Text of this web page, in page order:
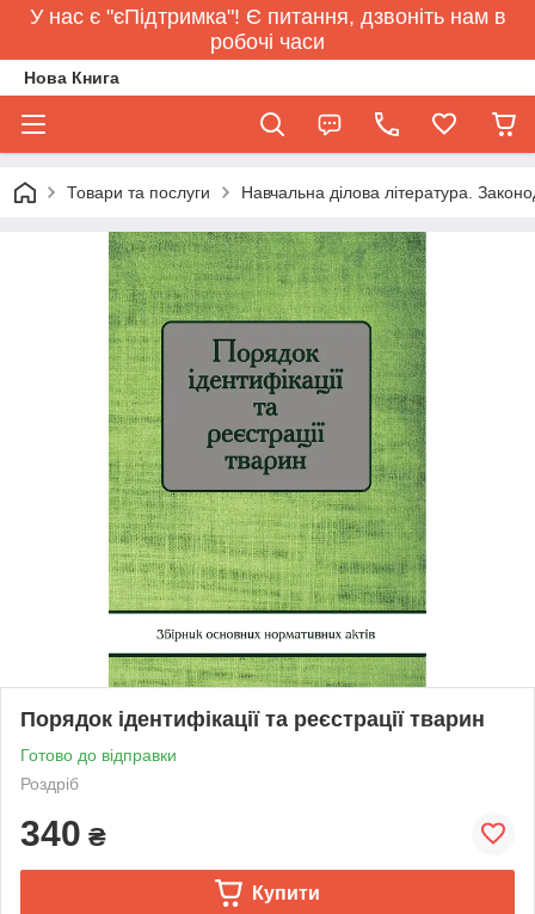
У нас є "єПідтримка"! Є питання, дзвоніть нам в
робочі часи
Нова Книга
Товари та послуги Навчальна ділова література.
Порядок ідентифікації та реєстрації тварин
Готово до відправки
Роздріб
340 ₴
Купити